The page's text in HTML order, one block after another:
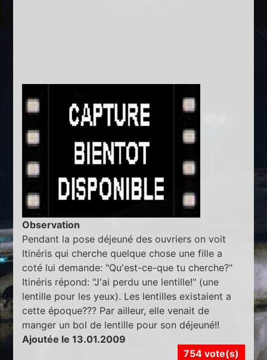
Observation
Pendant la pose déjeuné des ouvriers on voit
Itinéris qui cherche quelque chose une fille a
coté lui demande: "Qu'est-ce-que tu cherche?"
Itinéris répond: "J'ai perdu une lentille!" (une
lentille pour les yeux). Les lentilles existaient a
cette époque??? Par ailleur, elle venait de
manger un bol de lentille pour son déjeuné!!
Ajoutée le 13.01.2009
754 vote(s)